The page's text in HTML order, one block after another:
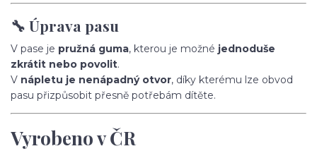
🔧 Úprava pasu
V pase je pružná guma, kterou je možné jednoduše
zkrátit nebo povolit.
V nápletu je nenápadný otvor, díky kterému lze obvod
pasu přizpůsobit přesně potřebám dítěte.
Vyrobeno v ČR